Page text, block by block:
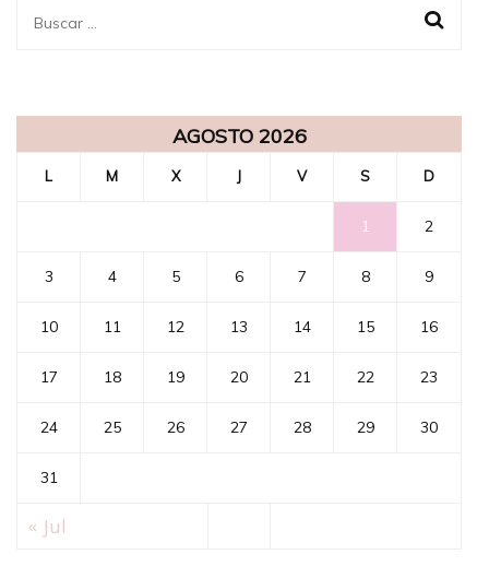
Buscar:
AGOSTO 2026
L M X J V S D
1 2
3 4 5 6 7 8 9
10 11 12 13 14 15 16
17 18 19 20 21 22 23
24 25 26 27 28 29 30
31
« Jul